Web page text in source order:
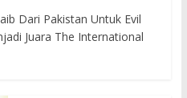
Dari Pakistan Untuk Evil
Juara The International